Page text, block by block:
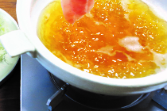
ぽん酢